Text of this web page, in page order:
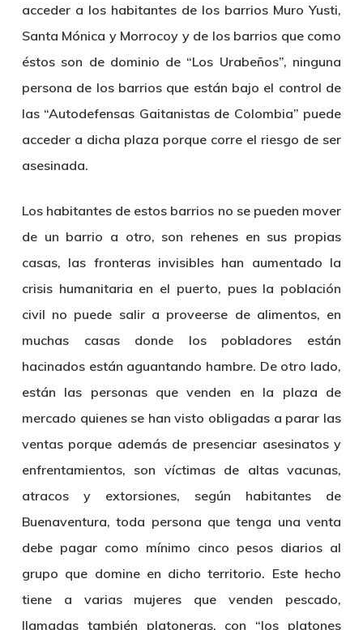
acceder a los habitantes de los barrios Muro Yusti,
Santa Mónica y Morrocoy y de los barrios que como
éstos son de dominio de “Los Urabeños”, ninguna
persona de los barrios que están bajo el control de
las “Autodefensas Gaitanistas de Colombia” puede
acceder a dicha plaza porque corre el riesgo de ser
asesinada.
Los habitantes de estos barrios no se pueden mover
de un barrio a otro, son rehenes en sus propias
casas, las fronteras invisibles han aumentado la
crisis humanitaria en el puerto, pues la población
civil no puede salir a proveerse de alimentos, en
muchas casas donde los pobladores están
hacinados están aguantando hambre. De otro lado,
están las personas que venden en la plaza de
mercado quienes se han visto obligadas a parar las
ventas porque además de presenciar asesinatos y
enfrentamientos, son víctimas de altas vacunas,
atracos y extorsiones, según habitantes de
Buenaventura, toda persona que tenga una venta
debe pagar como mínimo cinco pesos diarios al
grupo que domine en dicho territorio. Este hecho
tiene a varias mujeres que venden pescado,
llamadas también platoneras, con “los platones